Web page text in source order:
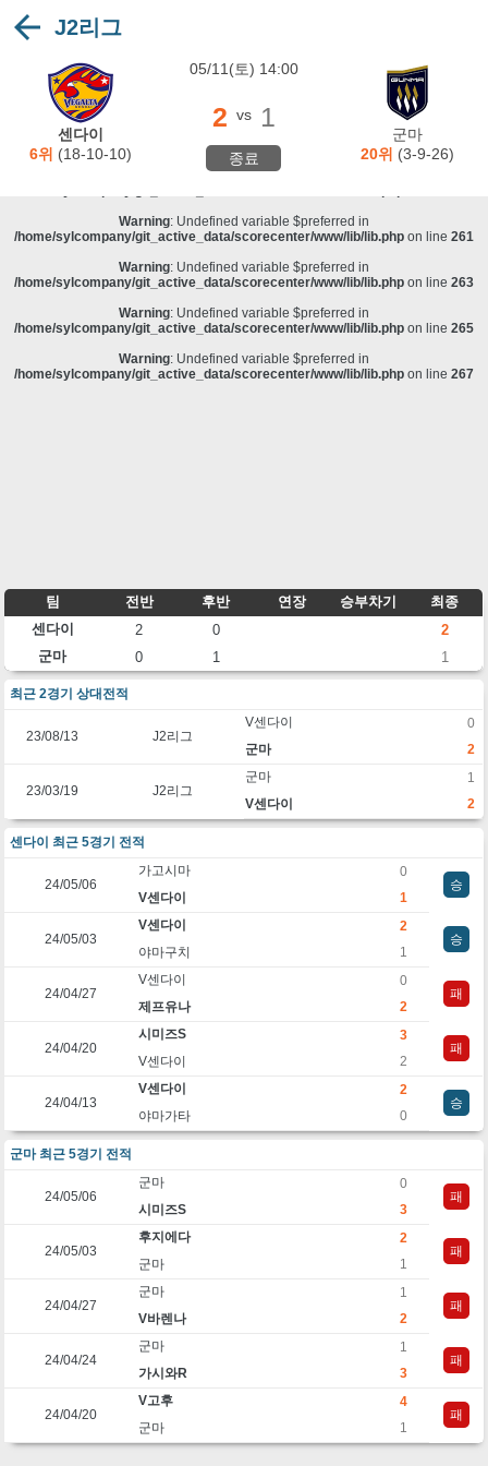
Warning
/home/sylcompany/git_active_data/scorecenter/www/lib/lib.php
Deprecated: stristr(): Passing null to parameter #1 ($haystack) of type string is
deprecated in/home/sylcompany/git_active_data/scorecenter/www/lib/lib.php
: Undefined variable $preferred in
/home/sylcompany/git_active_data/scorecenter/www/lib/lib.phpon line
: Undefined variable $preferred in
Warning: Undefined variable $preferred in
/home/sylcompany/git_active_data/scorecenter/www/lib/lib.php on line 261
Warning: Undefined variable $preferred in
/home/sylcompany/git_active_data/scorecenter/www/lib/lib.php on line 263
Warning: Undefined variable $preferred in
/home/sylcompany/git_active_data/scorecenter/www/lib/lib.php on line 265
Warning: Undefined variable $preferred in
/home/sylcompany/git_active_data/scorecenter/www/lib/lib.php on line 267
J2리그
센다이
6위 (18-10-10)
05/11(토) 14:00
2 vs 1
종료
군마
20위 (3-9-26)
팀 전반 후반 연장 승부차기
최종
센다이
2 0
2
군마
0 1 1
최근 2경기 상대전적
23/08/13 J2리그
V센다이
0
군마
2
23/03/19 J2리그
군마
1
V센다이
2
센다이 최근 5경기 전적
24/05/06
가고시마
0
승
V센다이
1
24/05/03
V센다이
2
승
야마구치
1
24/04/27
V센다이
0
패
제프유나
2
24/04/20
시미즈S
3
패
V센다이
2
24/04/13
V센다이
2
승
야마가타
0
군마 최근 5경기 전적
24/05/06
군마
0
패
시미즈S
3
24/05/03
후지에다
2
패
군마
1
24/04/27
군마
1
패
V바렌나
2
24/04/24
군마
1
패
가시와R
3
24/04/20
V고후
4
패
군마
1